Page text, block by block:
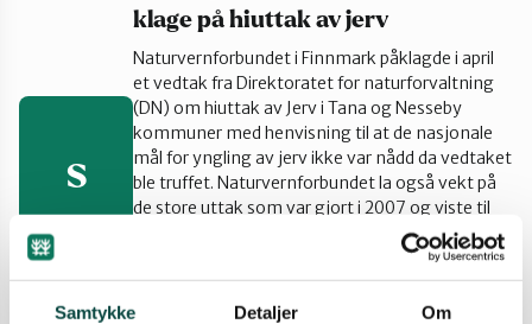
Samtykke Detaljer Om
S
klage på hiuttak av jerv
Naturvernforbundet i Finnmark påklagde i april
et vedtak fra Direktoratet for naturforvaltning
(DN) om hiuttak av Jerv i Tana og Nesseby
kommuner med henvisning til at de nasjonale
mål for yngling av jerv ikke var nådd da vedtaket
ble truffet. Naturvernforbundet la også vekt på
de store uttak som var gjort i 2007 og viste til
forskning som indikerer at jerven i Finnmark er
truet av innavl på fordi bestanden er delt i
geografiske lommer. I juni avviste DN klagen.
Naturvernforbundet er lite tilfreds med dette og